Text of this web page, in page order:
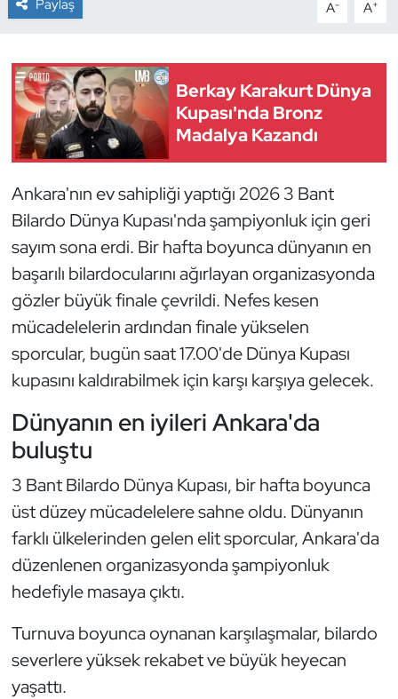
Paylaş A- A+
Berkay Karakurt Dünya
Kupası'nda Bronz
Madalya Kazandı
Ankara'nın ev sahipliği yaptığı 2026 3 Bant
Bilardo Dünya Kupası'nda şampiyonluk için geri
sayım sona erdi. Bir hafta boyunca dünyanın en
başarılı bilardocularını ağırlayan organizasyonda
gözler büyük finale çevrildi. Nefes kesen
mücadelelerin ardından finale yükselen
sporcular, bugün saat 17.00'de Dünya Kupası
kupasını kaldırabilmek için karşı karşıya gelecek.
Dünyanın en iyileri Ankara'da
buluştu
3 Bant Bilardo Dünya Kupası, bir hafta boyunca
üst düzey mücadelelere sahne oldu. Dünyanın
farklı ülkelerinden gelen elit sporcular, Ankara'da
düzenlenen organizasyonda şampiyonluk
hedefiyle masaya çıktı.
Turnuva boyunca oynanan karşılaşmalar, bilardo
severlere yüksek rekabet ve büyük heyecan
yaşattı.
Dövüş Sanatı
E-Spor
Futbol
Futsal
Genel
Golf
Halter
Hava Sporları
Hentbol
İşitme Engelli Sporcular
Judo ve Kuraş
Kano ve Rafting